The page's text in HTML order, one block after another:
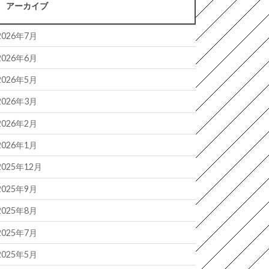
アーカイブ
年7月
年6月
年5月
年3月
年2月
年1月
年12月
年9月
年8月
年7月
年5月